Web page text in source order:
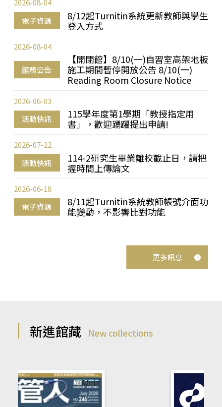
電子資源
8/12起Turnitin系統更新教師與學生
登入方式
2026-08-04
館務公告
【開閉館】8/10(一)自習室高架地板
施工期間暫停開放公告 8/10(一)
Reading Room Closure Notice
2026-08-04
活動快訊
115學年度第1學期「教授指定用
書」，歡迎踴躍提出申請!
2026-06-03
活動快訊
114-2研究生畢業離校截止日，請把
握時間上傳論文
2026-07-22
電子資源
8/11起Turnitin系統教師帳號介面功
能變動，不影響比對功能
2026-06-18
更多訊息
新進館藏 New collections